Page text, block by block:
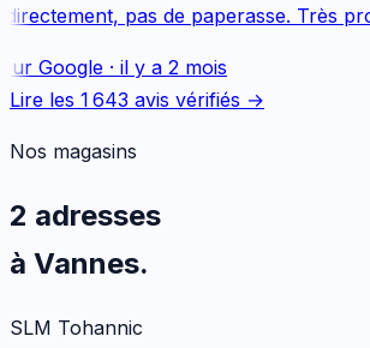
pas de paperasse. Très pro.
Google· il y a 2 mois
Lire les 1 643 avis vérifiés →
Nos magasins
2 adresses
à Vannes.
SLM Tohannic